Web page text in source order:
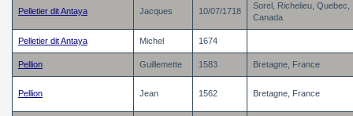
Pelletier dit Antaya Jacques 10/07/1718
Sorel, Richelieu, Quebec,
Canada
Pelletier dit Antaya Michel 1674
Pellion Guillemette 1583 Bretagne, France
Pellion Jean 1562 Bretagne, France